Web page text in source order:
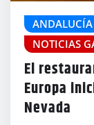
ANDALUCÍA
NOTICIAS
El
Europa
Nevada